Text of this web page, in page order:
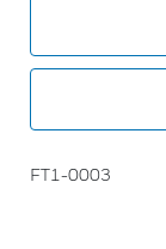
FT1-0003